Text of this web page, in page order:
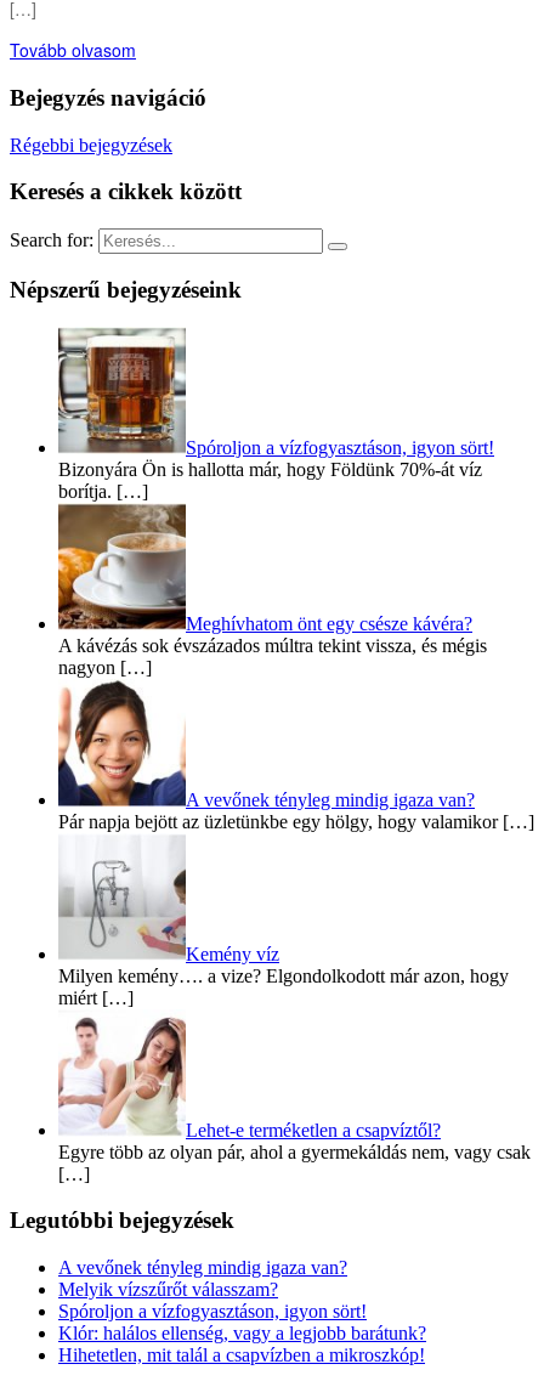
[…]
Tovább olvasom
Bejegyzés navigáció
Régebbi bejegyzések
Keresés a cikkek között
Search for:
Népszerű bejegyzéseink
Spóroljon a vízfogyasztáson, igyon sört!
Bizonyára Ön is hallotta már, hogy Földünk 70%-át víz
borítja. […]
Meghívhatom önt egy csésze kávéra?
A kávézás sok évszázados múltra tekint vissza, és mégis
nagyon […]
A vevőnek tényleg mindig igaza van?
Pár napja bejött az üzletünkbe egy hölgy, hogy valamikor […]
Kemény víz
Milyen kemény…. a vize? Elgondolkodott már azon, hogy
miért […]
Lehet-e terméketlen a csapvíztől?
Egyre több az olyan pár, ahol a gyermekáldás nem, vagy csak
[…]
Legutóbbi bejegyzések
A vevőnek tényleg mindig igaza van?
Melyik vízszűrőt válasszam?
Spóroljon a vízfogyasztáson, igyon sört!
Klór: halálos ellenség, vagy a legjobb barátunk?
Hihetetlen, mit talál a csapvízben a mikroszkóp!